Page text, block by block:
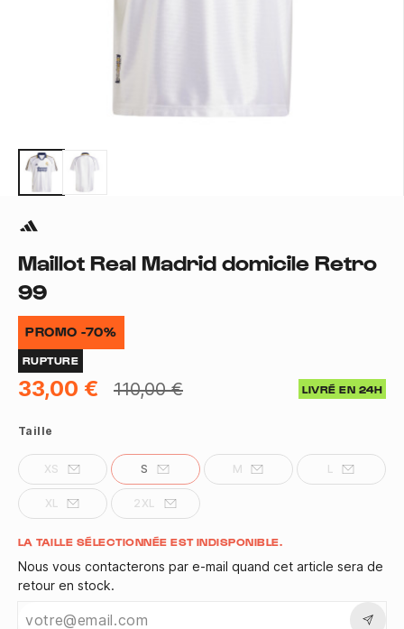
Maillot Real Madrid domicile Retro
99
PROMO -70%
RUPTURE
33,00 € 110,00 € LIVRÉ EN 24H
Taille
XS S M L
XL 2XL
Quantité
LA TAILLE SÉLECTIONNÉE EST INDISPONIBLE.
Nous vous contacterons par e-mail quand cet article sera de
retour en stock.